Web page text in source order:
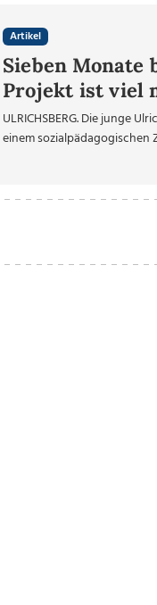
Artikel
Sieben Monate
Projekt ist viel
ULRICHSBERG. Die junge
einem sozialpädagogischen